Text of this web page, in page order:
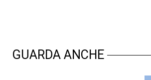
GUARDA ANCHE